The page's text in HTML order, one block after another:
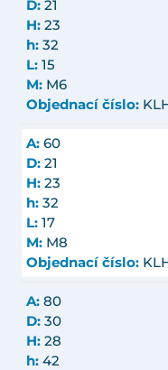
D: 21
H: 23
h: 32
L: 15
M: M6
Objednací číslo:
A: 60
D: 21
H: 23
h: 32
L: 17
M: M8
Objednací číslo:
A: 80
D: 30
H: 28
h: 42